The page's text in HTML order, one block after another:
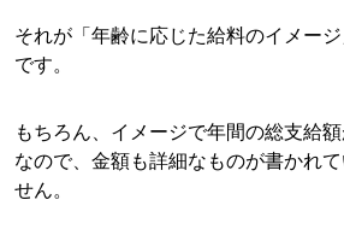
それが「年齢に応じた給料のイメー
です。
もちろん、イメージで年間の総支給
なので、金額も詳細なものが書かれ
せん。